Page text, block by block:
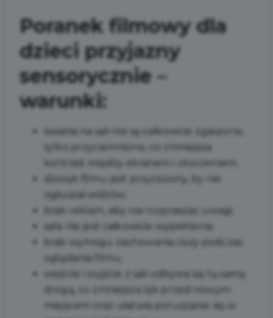
Poranek filmowy dla
dzieci przyjazny
sensorycznie –
warunki:
światła na sali nie są całkowicie zgaszone,
tylko przyciemnione, co zmniejsza
kontrast między ekranem i otoczeniem;
dźwięk filmu jest przyciszony, by nie
ogłuszał widzów;
brak reklam, aby nie rozpraszać uwagi;
sala nie jest całkowicie wypełniona;
brak wymogu zachowania ciszy podczas
oglądania filmu;
wejście i wyjście z sali odbywa się tą samą
drogą, co zmniejsza lęk przed nowym
miejscem oraz ułatwia poruszanie się w